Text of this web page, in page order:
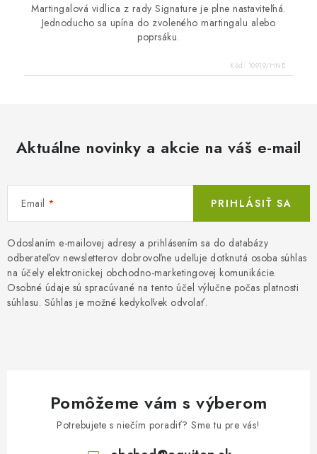
Martingalová vidlica z rady Signature je plne nastaviteľná.
Jednoducho sa upína do zvoleného martingalu alebo
poprsáku.
Kód: 10919/HNE
Aktuálne novinky a akcie na váš e-mail
Email
Odoslaním e-mailovej adresy a prihlásením sa do databázy
odberateľov newsletterov dobrovoľne udeľuje dotknutá osoba súhlas
na účely elektronickej obchodno-marketingovej komunikácie.
Osobné údaje sú spracúvané na tento účel výlučne počas platnosti
súhlasu. Súhlas je možné kedykoľvek odvolať.
PRIHLÁSIŤ SA
Pomôžeme vám s výberom
Potrebujete s niečím poradiť? Sme tu pre vás!